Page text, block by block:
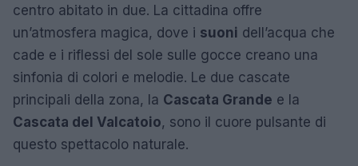
centro abitato in due. La cittadina offre
un’atmosfera magica, dove i suoni dell’acqua che
cade e i riflessi del sole sulle gocce creano una
sinfonia di colori e melodie. Le due cascate
principali della zona, la Cascata Grande e la
Cascata del Valcatoio, sono il cuore pulsante di
questo spettacolo naturale.